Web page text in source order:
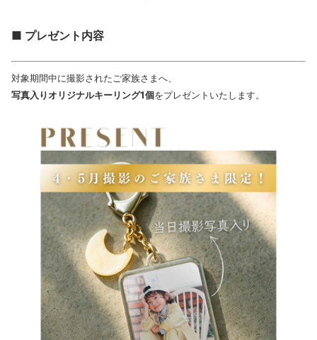
■ プレゼント内容
対象期間中に撮影されたご家族さまへ、
写真入りオリジナルキーリング1個をプレゼントいたします。